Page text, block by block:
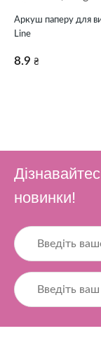
Аркуш паперу для
Line
8.9 ₴
новинки!